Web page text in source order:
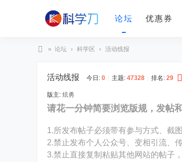
论坛 优惠券
» 论坛 › 科学区 › 活动线报
活动线报 今日: 0 主题: 47328 排名: 29
版主: 炫勇
请花一分钟简要浏览版规，发帖
1.所发布帖子必须带有参与方式、截
2.禁止发布个人公众号、变相引流、
3.禁止直接复制粘贴其他网站的帖子